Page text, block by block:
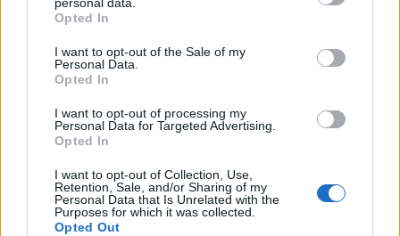
grant or deny consent to Google and its third-party tags to
use your data for below specified purposes in below Google
consent section.
Opted In
I want to opt-out of the Sale of my
Personal Data.
Opted In
I want to opt-out of processing my
Personal Data for Targeted Advertising.
Opted In
I want to opt-out of Collection, Use,
Retention, Sale, and/or Sharing of my
Personal Data that Is Unrelated with the
Purposes for which it was collected.
Opted Out
A reszponzív dizájn hazugságai
Flóra inspirálja a világ dizájnereit